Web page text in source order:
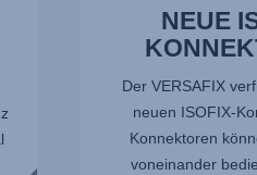
NEUE
Der VERSAFIX
neuen ISOFIX-
Konnektoren
voneinander